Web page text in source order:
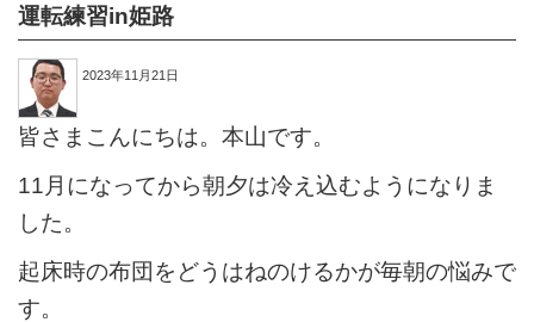
運転練習in姫路
2023年11月21日
皆さまこんにちは。本山です。
11月になってから朝夕は冷え込むようになりま
した。
起床時の布団をどうはねのけるかが毎朝の悩みで
す。